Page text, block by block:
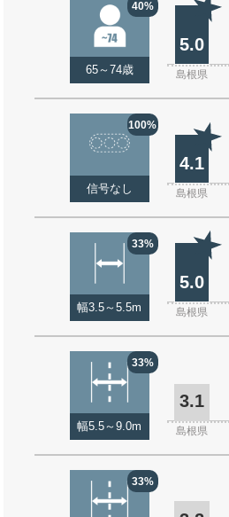
40%
65～74歳
5.0
島根県
100%
信号なし
4.1
島根県
33%
幅3.5～5.5m
5.0
島根県
33%
幅5.5～9.0m
3.1
島根県
33%